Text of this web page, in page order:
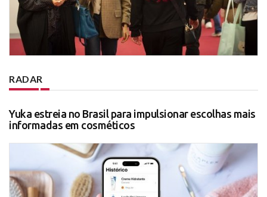
RADAR
Yuka estreia no Brasil para impulsionar escolhas mais
informadas em cosméticos